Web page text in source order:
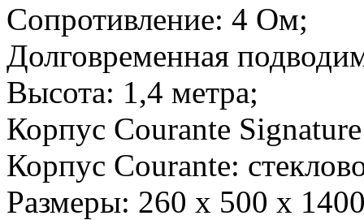
Сопротивление: 4 Ом;
Долговременная
Высота: 1,4 метра;
Корпус Courante
Корпус Courante:
Размеры: 260 х 500 х